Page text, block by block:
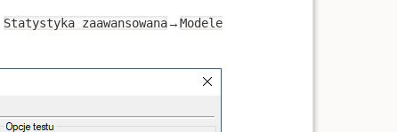
Statystyka zaawansowana→Modele